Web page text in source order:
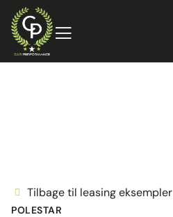
Tilbage til leasing eksempler
POLESTAR